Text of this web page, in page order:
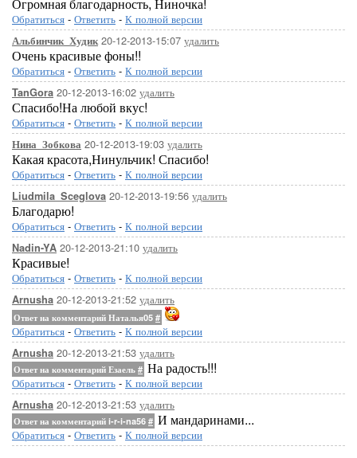
Обратиться - Ответить - К полной версии
Альбинчик_Худик20-12-2013-15:07 удалить
Очень красивые фоны!!
Обратиться - Ответить - К полной версии
TanGora 20-12-2013-16:02 удалить
Спасибо!На любой вкус!
Обратиться - Ответить - К полной версии
Нина_Зобкова 20-12-2013-19:03 удалить
Какая красота,Нинульчик! Спасибо!
Обратиться - Ответить - К полной версии
Liudmila_Sceglova 20-12-2013-19:56 удалить
Благодарю!
Обратиться - Ответить - К полной версии
Nadin-YA 20-12-2013-21:10 удалить
Красивые!
Обратиться - Ответить - К полной версии
Arnusha 20-12-2013-21:52 удалить
Ответ на комментарий Наталья05 #
Обратиться - Ответить - К полной версии
Arnusha 20-12-2013-21:53 удалить
Ответ на комментарий Езаель # На радость!!!
Обратиться - Ответить - К полной версии
Arnusha 20-12-2013-21:53 удалить
Ответ на комментарий i-r-i-na56 # И мандаринами...
Обратиться - Ответить - К полной версии